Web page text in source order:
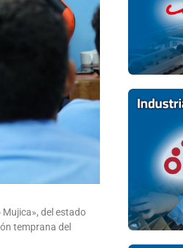
del estado
temprana del